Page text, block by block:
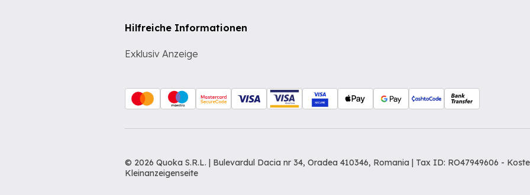
Hilfreiche Informationen
Exklusiv Anzeige
© 2026 Quoka S.R.L. | Bulevardul Dacia nr 34, Oradea 410346, Romania | Tax ID: RO47949606 -
Kleinanzeigenseite